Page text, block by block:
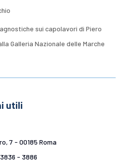
sui capolavori di Piero
Galleria Nazionale delle Marche
utili
7 - 00185 Roma
- 3886